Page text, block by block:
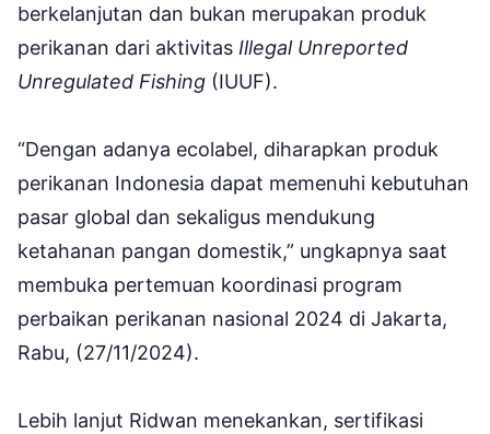
berkelanjutan dan bukan merupakan produk
perikanan dari aktivitas Illegal Unreported
Unregulated Fishing (IUUF).
“Dengan adanya ecolabel, diharapkan produk
perikanan Indonesia dapat memenuhi kebutuhan
pasar global dan sekaligus mendukung
ketahanan pangan domestik,” ungkapnya saat
membuka pertemuan koordinasi program
perbaikan perikanan nasional 2024 di Jakarta,
Rabu, (27/11/2024).
Lebih lanjut Ridwan menekankan, sertifikasi